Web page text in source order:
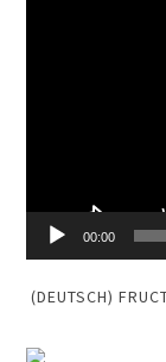
00:00
(DEUTSCH)